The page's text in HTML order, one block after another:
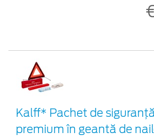
Kalff* Pachet de
premium în geantă de